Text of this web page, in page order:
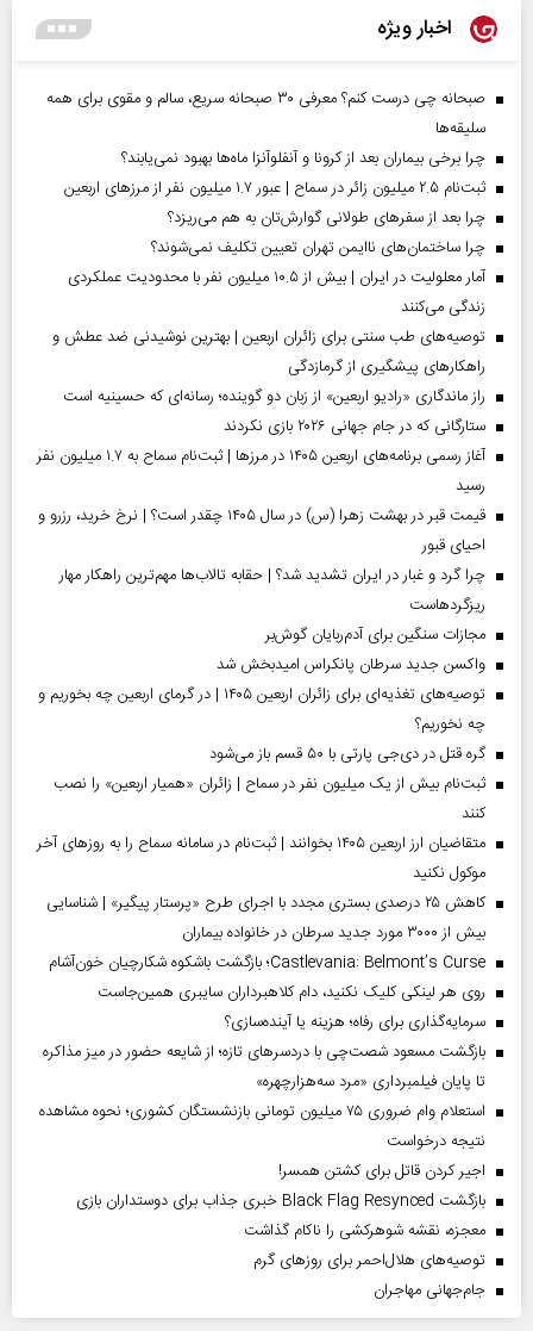
اخبار ویژه
صبحانه چی درست کنم؟ معرفی ۳۰ صبحانه سریع، سالم و مقوی برای همه
سلیقه‌ها
چرا برخی بیماران بعد از کرونا و آنفلوآنزا ماه‌ها بهبود نمی‌یابند؟
ثبت‌نام ۲.۵ میلیون زائر در سماح | عبور ۱.۷ میلیون نفر از مرز‌های اربعین
چرا بعد از سفرهای طولانی گوارش‌تان به هم می‌ریزد؟
چرا ساختمان‌های ناایمن تهران تعیین تکلیف نمی‌شوند؟
آمار معلولیت در ایران | بیش از ۱۰.۵ میلیون نفر با محدودیت عملکردی
زندگی می‌کنند
توصیه‌های طب سنتی برای زائران اربعین | بهترین نوشیدنی ضد عطش و
راهکارهای پیشگیری از گرمازدگی
راز ماندگاری «رادیو اربعین» از زبان دو گوینده؛ رسانه‌ای که حسینیه است
ستارگانی که در جام جهانی ۲۰۲۶ بازی نکردند
آغاز رسمی برنامه‌های اربعین ۱۴۰۵ در مرز‌ها | ثبت‌نام سماح به ۱.۷ میلیون نفر
رسید
قیمت قبر در بهشت زهرا (س) در سال ۱۴۰۵ چقدر است؟ | نرخ خرید، رزرو و
احیای قبور
چرا گرد و غبار در ایران تشدید شد؟ | حقابه تالاب‌ها مهم‌ترین راهکار مهار
ریزگردهاست
مجازات سنگین برای آدم‌ربایان گوش‌بر
واکسن جدید سرطان پانکراس امیدبخش شد
توصیه‌های تغذیه‌ای برای زائران اربعین ۱۴۰۵ | در گرمای اربعین چه بخوریم و
چه نخوریم؟
گره قتل در دی‌جی پارتی با ۵۰ قسم باز می‌شود
ثبت‌نام بیش از یک میلیون نفر در سماح | زائران «همیار اربعین» را نصب
کنند
متقاضیان ارز اربعین ۱۴۰۵ بخوانند | ثبت‌نام در سامانه سماح را به روز‌های آخر
موکول نکنید
کاهش ۲۵ درصدی بستری مجدد با اجرای طرح «پرستار پیگیر» | شناسایی
بیش از ۳۰۰۰ مورد جدید سرطان در خانواده بیماران
Castlevania: Belmont’s Curse؛ بازگشت باشکوه شکارچیان خون‌آشام
روی هر لینکی کلیک نکنید، دام کلاهبرداران سایبری همین‌جاست
سرمایه‌گذاری برای رفاه؛ هزینه یا آینده‌سازی؟
بازگشت مسعود شصت‌چی با دردسر‌های تازه؛ از شایعه حضور در میز مذاکره
تا پایان فیلمبرداری «مرد سه‌هزارچهره»
استعلام وام ضروری ۷۵ میلیون تومانی بازنشستگان کشوری؛ نحوه مشاهده
نتیجه درخواست
اجیر کردن قاتل برای کشتن همسر!
بازگشت Black Flag Resynced خبری جذاب برای دوستداران بازی
معجزه، نقشه شوهرکشی را ناکام گذاشت
توصیه‌های هلال‌احمر برای روز‌های گرم
جام‌جهانی مهاجران